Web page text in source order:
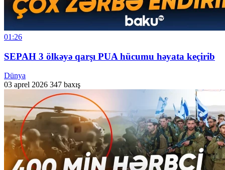
01:26
SEPAH 3 ölkəyə qarşı PUA hücumu həyata keçirib
Dünya
03 aprel 2026 347 baxış